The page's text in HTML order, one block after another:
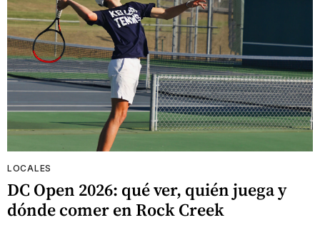
LOCALES
DC Open 2026: qué ver, quién juega y
dónde comer en Rock Creek